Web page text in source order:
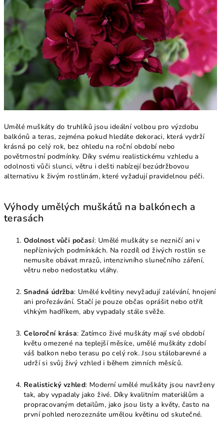
Umělé muškáty do truhlíků jsou ideální volbou pro výzdobu
balkónů a teras, zejména pokud hledáte dekoraci, která vydrží
krásná po celý rok, bez ohledu na roční období nebo
povětrnostní podmínky. Díky svému realistickému vzhledu a
odolnosti vůči slunci, větru i dešti nabízejí bezúdržbovou
alternativu k živým rostlinám, které vyžadují pravidelnou péči.
Výhody umělých muškátů na balkónech a
terasách
Odolnost vůči počasí: Umělé muškáty se nezničí ani v
nepříznivých podmínkách. Na rozdíl od živých rostlin se
nemusíte obávat mrazů, intenzivního slunečního záření,
větru nebo nedostatku vláhy.
Snadná údržba: Umělé květiny nevyžadují zalévání, hnojení
ani prořezávání. Stačí je pouze občas oprášit nebo otřít
vlhkým hadříkem, aby vypadaly stále svěže.
Celoroční krása: Zatímco živé muškáty mají své období
květu omezené na teplejší měsíce, umělé muškáty zdobí
váš balkon nebo terasu po celý rok. Jsou stálobarevné a
udrží si svůj živý vzhled i během zimních měsíců.
Realistický vzhled: Moderní umělé muškáty jsou navrženy
tak, aby vypadaly jako živé. Díky kvalitním materiálům a
propracovaným detailům, jako jsou listy a květy, často na
první pohled nerozeznáte umělou květinu od skutečné.